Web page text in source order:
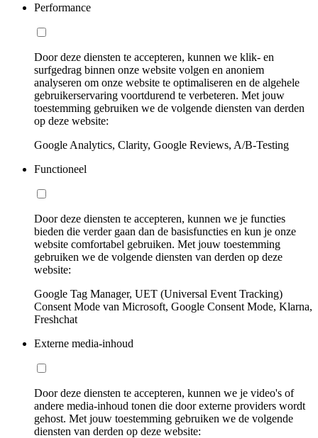
Performance
Door deze diensten te accepteren, kunnen we klik- en
surfgedrag binnen onze website volgen en anoniem
analyseren om onze website te optimaliseren en de algehele
gebruikerservaring voortdurend te verbeteren. Met jouw
toestemming gebruiken we de volgende diensten van derden
op deze website:
Google Analytics, Clarity, Google Reviews, A/B-Testing
Functioneel
Door deze diensten te accepteren, kunnen we je functies
bieden die verder gaan dan de basisfuncties en kun je onze
website comfortabel gebruiken. Met jouw toestemming
gebruiken we de volgende diensten van derden op deze
website:
Google Tag Manager, UET (Universal Event Tracking)
Consent Mode van Microsoft, Google Consent Mode, Klarna,
Freshchat
Externe media-inhoud
Door deze diensten te accepteren, kunnen we je video's of
andere media-inhoud tonen die door externe providers wordt
gehost. Met jouw toestemming gebruiken we de volgende
diensten van derden op deze website: